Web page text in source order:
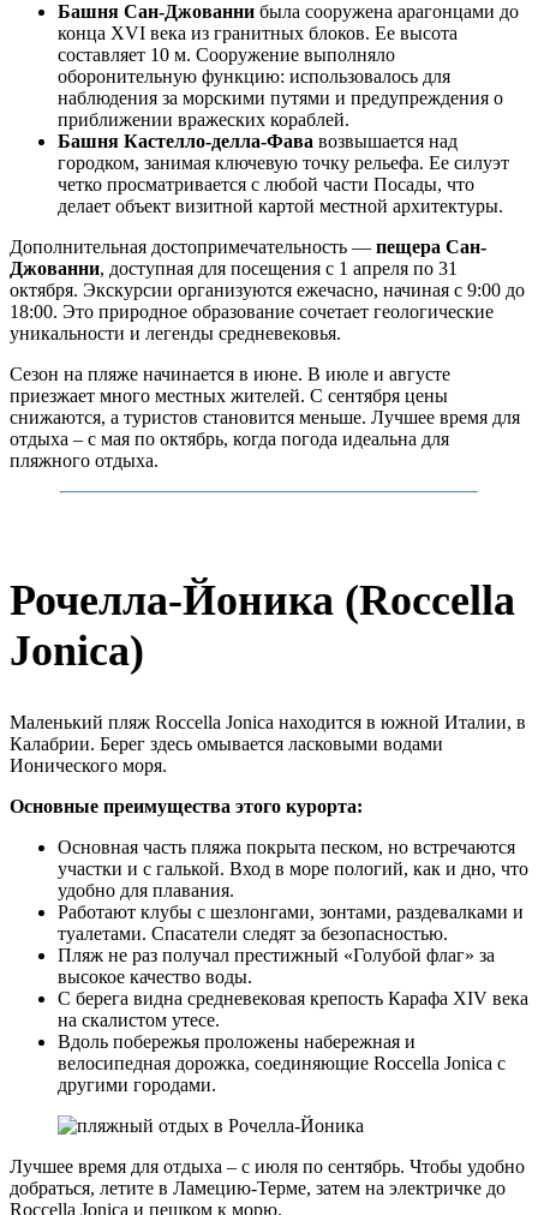
Башня Сан-Джованни была сооружена арагонцами до
конца XVI века из гранитных блоков. Ее высота
составляет 10 м. Сооружение выполняло
оборонительную функцию: использовалось для
наблюдения за морскими путями и предупреждения о
приближении вражеских кораблей.
Башня Кастелло-делла-Фава возвышается над
городком, занимая ключевую точку рельефа. Ее силуэт
четко просматривается с любой части Посады, что
делает объект визитной картой местной архитектуры.
Дополнительная достопримечательность — пещера Сан-
Джованни, доступная для посещения с 1 апреля по 31
октября. Экскурсии организуются ежечасно, начиная с 9:00 до
18:00. Это природное образование сочетает геологические
уникальности и легенды средневековья.
Сезон на пляже начинается в июне. В июле и августе
приезжает много местных жителей. С сентября цены
снижаются, а туристов становится меньше. Лучшее время для
отдыха – с мая по октябрь, когда погода идеальна для
пляжного отдыха.
Рочелла-Йоника (Roccella
Jonica)
Маленький пляж Roccella Jonica находится в южной Италии, в
Калабрии. Берег здесь омывается ласковыми водами
Ионического моря.
Основные преимущества этого курорта:
Основная часть пляжа покрыта песком, но встречаются
участки и с галькой. Вход в море пологий, как и дно, что
удобно для плавания.
Работают клубы с шезлонгами, зонтами, раздевалками и
туалетами. Спасатели следят за безопасностью.
Пляж не раз получал престижный «Голубой флаг» за
высокое качество воды.
С берега видна средневековая крепость Карафа XIV века
на скалистом утесе.
Вдоль побережья проложены набережная и
велосипедная дорожка, соединяющие Roccella Jonica с
другими городами.
Лучшее время для отдыха – с июля по сентябрь. Чтобы удобно
добраться, летите в Ламецию-Терме, затем на электричке до
Roccella Jonica и пешком к морю.